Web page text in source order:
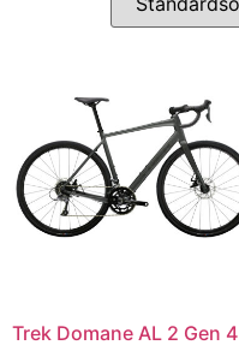
Trek Domane AL 2 Gen 4